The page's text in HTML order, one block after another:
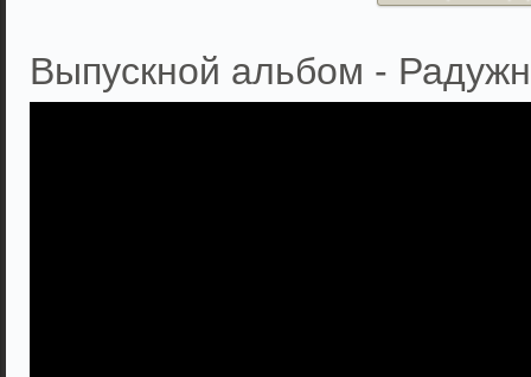
Выпускной альбом -